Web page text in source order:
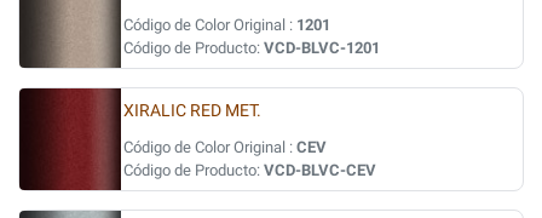
Código de Color Original : 1201
Código de Producto: VCD-BLVC-1201
XIRALIC RED MET.
Código de Color Original : CEV
Código de Producto: VCD-BLVC-CEV